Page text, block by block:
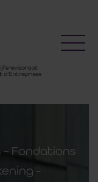
Fondations
-